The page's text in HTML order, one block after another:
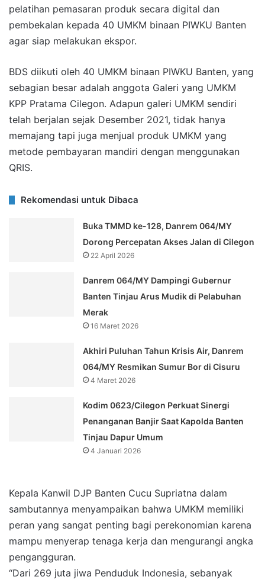
pelatihan pemasaran produk secara digital dan
pembekalan kepada 40 UMKM binaan PIWKU Banten
agar siap melakukan ekspor.
BDS diikuti oleh 40 UMKM binaan PIWKU Banten, yang
sebagian besar adalah anggota Galeri yang UMKM
KPP Pratama Cilegon. Adapun galeri UMKM sendiri
telah berjalan sejak Desember 2021, tidak hanya
memajang tapi juga menjual produk UMKM yang
metode pembayaran mandiri dengan menggunakan
QRIS.
Rekomendasi untuk Dibaca
Buka TMMD ke-128, Danrem 064/MY
Dorong Percepatan Akses Jalan di Cilegon
22 April 2026
Danrem 064/MY Dampingi Gubernur
Banten Tinjau Arus Mudik di Pelabuhan
Merak
16 Maret 2026
Akhiri Puluhan Tahun Krisis Air, Danrem
064/MY Resmikan Sumur Bor di Cisuru
4 Maret 2026
Kodim 0623/Cilegon Perkuat Sinergi
Penanganan Banjir Saat Kapolda Banten
Tinjau Dapur Umum
4 Januari 2026
Kepala Kanwil DJP Banten Cucu Supriatna dalam
sambutannya menyampaikan bahwa UMKM memiliki
peran yang sangat penting bagi perekonomian karena
mampu menyerap tenaga kerja dan mengurangi angka
pengangguran.
“Dari 269 juta jiwa Penduduk Indonesia, sebanyak